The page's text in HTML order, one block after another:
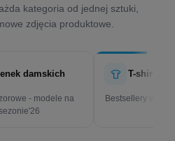
kategoria od jednej sztuki,
zdjęcia produktowe.
damskich
- modele na
T-shirty
Bestsellery w